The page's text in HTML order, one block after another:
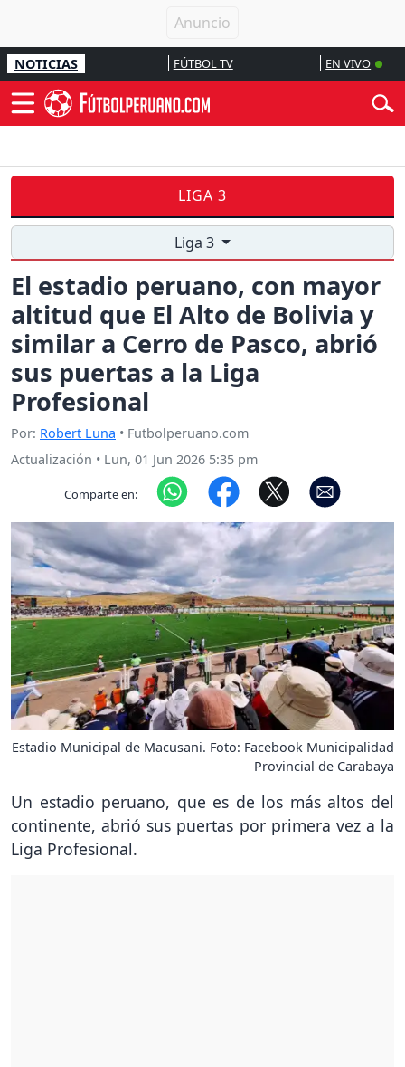
NOTICIAS FÚTBOL TV EN VIVO
LIGA 3
Liga 3
El estadio peruano, con mayor
altitud que El Alto de Bolivia y
similar a Cerro de Pasco, abrió
sus puertas a la Liga
Profesional
Por: Robert Luna • Futbolperuano.com
Actualización • Lun, 01 Jun 2026 5:35 pm
Comparte en:
Estadio Municipal de Macusani. Foto: Facebook Municipalidad
Provincial de Carabaya
Un estadio peruano, que es de los más altos del
continente, abrió sus puertas por primera vez a la
Liga Profesional.